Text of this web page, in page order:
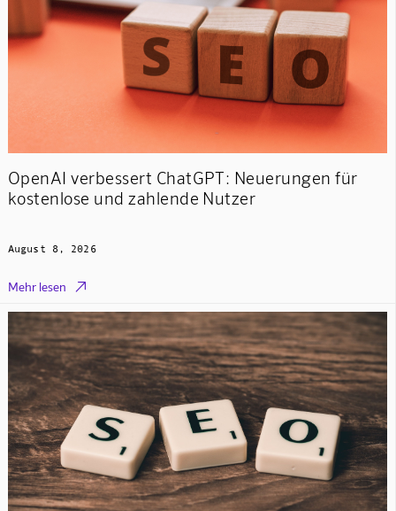
OpenAI verbessert ChatGPT: Neuerungen für
kostenlose und zahlende Nutzer
August 8, 2026
Mehr lesen 